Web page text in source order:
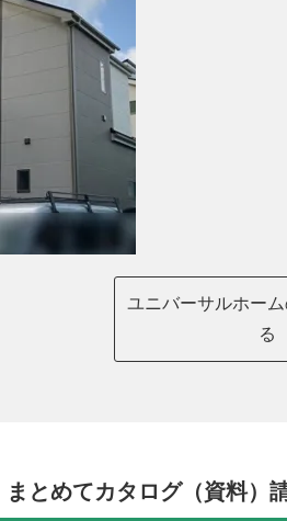
ユニバーサルホー
る
まとめてカタログ（資料）